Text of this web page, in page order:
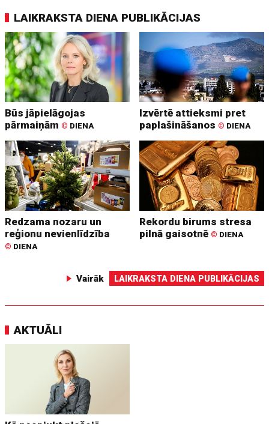
LAIKRAKSTA DIENA PUBLIKĀCIJAS
Būs jāpielāgojas
pārmaiņām © DIENA
Izvērtē attieksmi pret
paplašināšanos © DIENA
Redzama nozaru un
reģionu nevienlīdzība
© DIENA
Rekordu birums stresa
pilnā gaisotnē © DIENA
Vairāk LAIKRAKSTA DIENA PUBLIKĀCIJAS
AKTUĀLI